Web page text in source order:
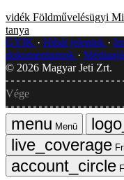
vidék Földművelésügyi
tanya
GYIK
Hibát jelentek
dokumentumok
© 2026 Magyar Jeti Zrt.
Vége
Menü